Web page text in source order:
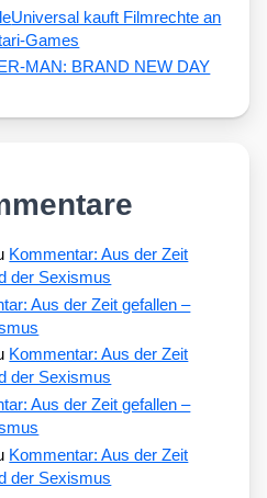
Universal kauft Filmrechte an
Games
MAN: BRAND NEW DAY
Kommentar: Aus der Zeit
der Sexismus
Aus der Zeit gefallen –
Kommentar: Aus der Zeit
der Sexismus
Aus der Zeit gefallen –
Kommentar: Aus der Zeit
der Sexismus